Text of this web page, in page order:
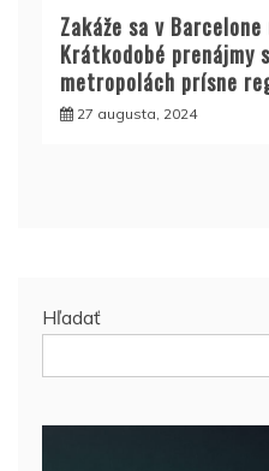
Zakáže sa v
Krátkodobé prenájmy
metropolách prísne
27 augusta, 2024
Hľadať